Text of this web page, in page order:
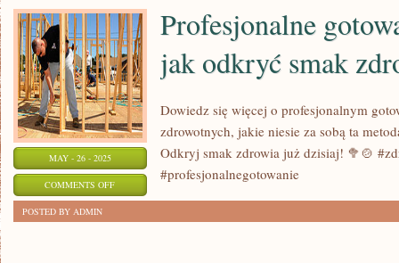
MAY - 26 - 2025
COMMENTS OFFON
Profesjonalne
jak odkryć smak
Dowiedz się więcej o profesjonalnym
zdrowotnych, jakie niesie za sobą ta
Odkryj smak zdrowia już dzisiaj! 🥦🍲
#profesjonalnegotowanie
POSTED BY ADMIN